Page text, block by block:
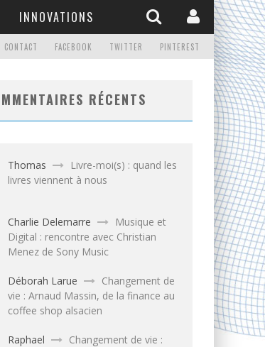
INNOVATIONS
CONTACT FACEBOOK TWITTER PINTEREST
RÉCENTS
Thomas
Livre-moi(s) : quand les
livres viennent à nous
Charlie Delemarre
Musique et
Digital : rencontre avec Christian
Menez de Sony Music
Déborah Larue
Changement de
vie : Arnaud Massin, de la finance au
coffee shop alsacien
Raphael
Changement de vie :